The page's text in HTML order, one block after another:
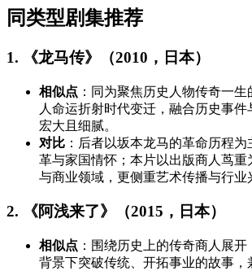
同类型剧集推荐
1. 《龙马传》（2010，日本）
相似点 ：同为聚焦历史人物传奇一
人命运折射时代变迁，融合历史事件
宏大且细腻。
对比 ：后者以坂本龙马的革命历程
革与家国情怀；本片以出版商人茑重
与商业领域，更侧重艺术传播与行业
2. 《阿浅来了》（2015，日本）
相似点 ：围绕历史上的传奇商人展
背景下突破传统、开拓事业的故事，